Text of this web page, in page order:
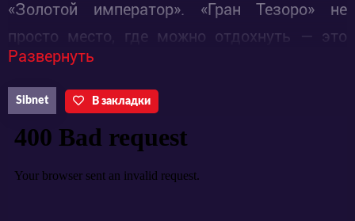
«Золотой император». «Гран Тезоро» не
просто место, где можно отдохнуть — это
независимая страна, признанная самим
Мировым правительством. Оно собирает
всех желающих быстро разбогатеть в одном
месте, в особенности — пиратов. Амбиции и
лёгкие деньги — вот, что здесь движет
Развернуть
Sibnet В закладки